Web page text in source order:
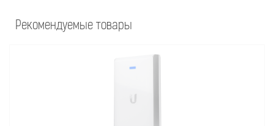
Рекомендуемые товары